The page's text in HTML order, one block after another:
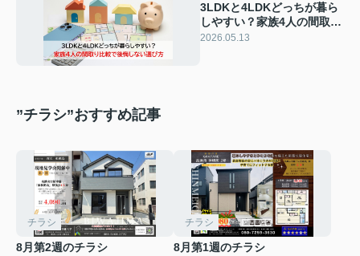
3LDKと4LDKどっちが暮ら
しやすい？家族4人の間取り
比較で後悔しない選び方
2026.05.13
”チラシ”おすすめ記事
チラシ
8月第2週のチラシ
チラシ
8月第1週のチラシ